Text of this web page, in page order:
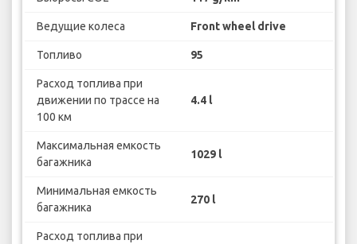
Ведущие колеса Front wheel drive
Топливо 95
Расход топлива при
движении по трассе на
100 км
4.4 l
Максимальная емкость
багажника
1029 l
Минимальная емкость
багажника
270 l
Расход топлива при